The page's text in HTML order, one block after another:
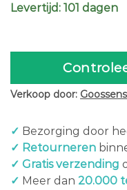
Levertijd: 101 dagen
Verkoop door:
✓ Bezorging door
✓ Retourneren
✓ Gratis verzending
✓ Meer dan 20.000